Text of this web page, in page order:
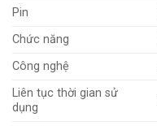
Pin
Chức năng
Công nghệ
Liên tục thời gian sử
dụng